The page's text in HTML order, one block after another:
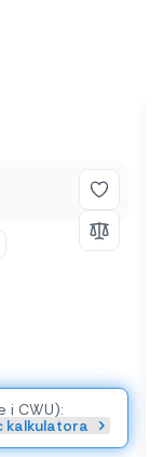
i CWU):
kalkulatora